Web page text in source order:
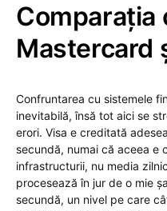
Comparația
Mastercard
Confruntarea cu sistemele
inevitabilă, însă tot aici se
erori. Visa e creditată
secundă, numai că aceea e
infrastructurii, nu media
procesează în jur de o mie
secundă, un nivel pe care